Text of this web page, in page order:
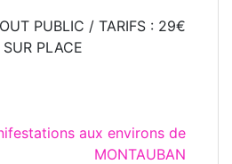
PUBLIC / TARIFS : 29€
PLACE
aux environs de
MONTAUBAN